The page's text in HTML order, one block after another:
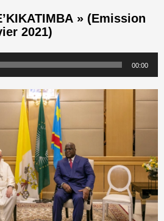
» (Emission
2021)
00:00